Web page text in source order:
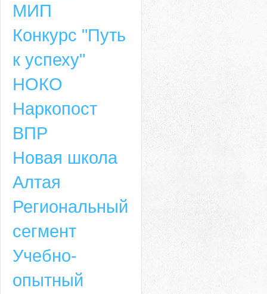
МИП
Конкурс "Путь
к успеху"
НОКО
Наркопост
ВПР
Новая школа
Алтая
Региональный
сегмент
Учебно-
опытный